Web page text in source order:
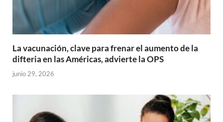
La vacunación, clave para frenar el aumento de la
difteria en las Américas, advierte la OPS
junio 29, 2026